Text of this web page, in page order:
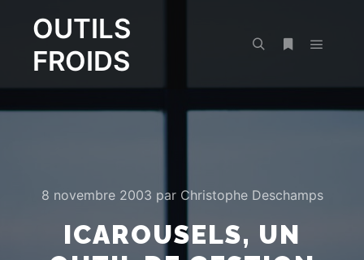
OUTILS
FROIDS
8 novembre 2003 par Christophe Deschamps
ICAROUSELS, UN